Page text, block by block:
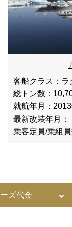
客船クラス： ラ
総トン数：
就航年月：
最新改装年月：
乗客定員/乗組員
ズ代金